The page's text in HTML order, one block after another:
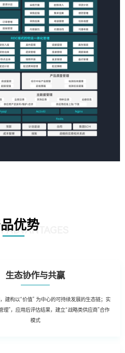
优势
ADVANTAGES
生态协作与共赢
建构以“价值” 为中心的可持续发展的生态链；实
理”，应用后评估结果，建立“战略类供应商”合作
模式